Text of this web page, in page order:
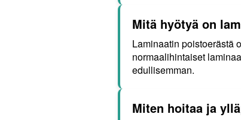
Mitä hyötyä on
Laminaatin poistoerästä
normaalihintaiset
edullisemman.
Miten hoitaa ja